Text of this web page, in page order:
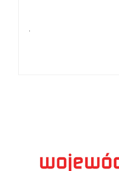
.